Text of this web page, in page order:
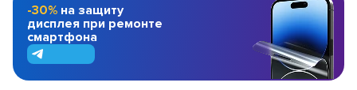
-30% на защиту
дисплея при ремонте
смартфона